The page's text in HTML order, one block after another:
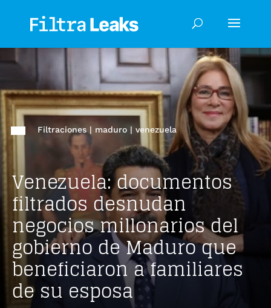
Filtraciones| maduro| venezuela
Venezuela: documentos
filtrados desnudan
negocios millonarios del
gobierno de Maduro que
beneficiaron a familiares
de su esposa